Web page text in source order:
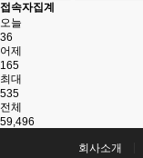
접속자집계
오늘
36
어제
165
최대
535
전체
59,496
회사소개